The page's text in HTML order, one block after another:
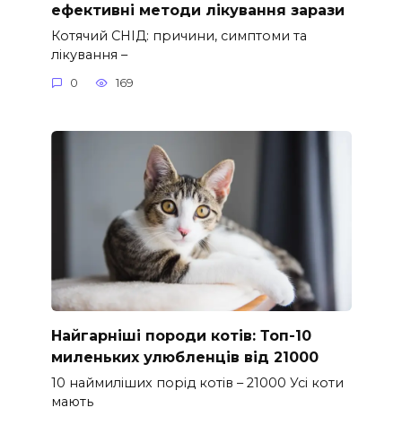
ефективні методи лікування зарази
Котячий СНІД: причини, симптоми та
лікування –
0 169
Найгарніші породи котів: Топ-10
миленьких улюбленців від 21000
10 наймиліших порід котів – 21000 Усі коти
мають